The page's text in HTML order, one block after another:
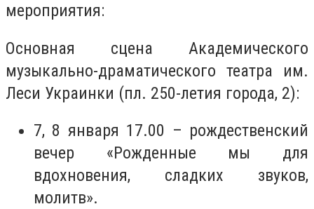
мероприятия:
Основная сцена Академического
музыкально-драматического театра им.
Леси Украинки (пл. 250-летия города, 2):
7, 8 января 17.00 – рождественский
вечер «Рожденные мы для
вдохновения, сладких звуков,
молитв».